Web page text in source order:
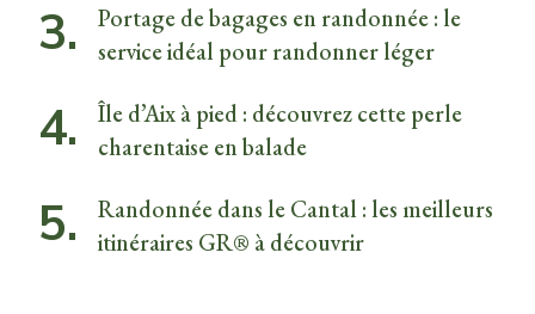
Portage de bagages en randonnée : le
service idéal pour randonner léger
Île d’Aix à pied : découvrez cette perle
charentaise en balade
Randonnée dans le Cantal : les meilleurs
itinéraires GR® à découvrir